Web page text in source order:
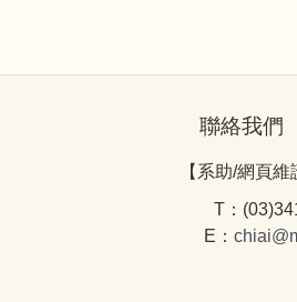
聯絡我們
【系助/網頁
T：
E：